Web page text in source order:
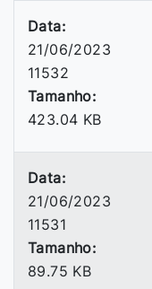
Data:
21/06/2023
11532
Tamanho:
423.04 KB
Data:
21/06/2023
11531
Tamanho:
89.75 KB